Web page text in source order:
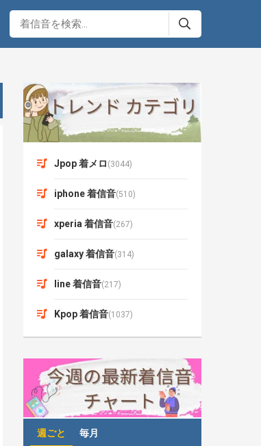
Jpop 着メロ (3044)
iphone 着信音(510)
xperia 着信音(267)
galaxy 着信音(314)
line 着信音(217)
Kpop 着信音(1037)
週ごと 毎月